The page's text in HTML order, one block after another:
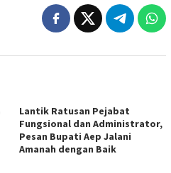
Lantik Ratusan Pejabat
Fungsional dan Administrator,
Pesan Bupati Aep Jalani
Amanah dengan Baik